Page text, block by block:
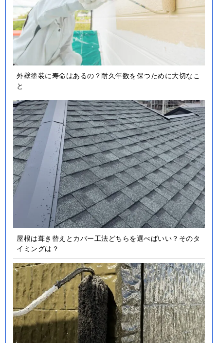
外壁塗装に寿命はあるの？耐久年数を保つために大切なこ
と
屋根は葺き替えとカバー工法どちらを選べばいい？そのタ
イミングは？